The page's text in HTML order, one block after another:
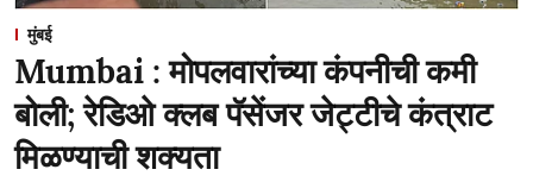
मुंबई
Mumbai : मोपलवारांच्या कंपनीची कमी
बोली; रेडिओ क्लब पॅसेंजर जेट्टीचे कंत्राट
मिळण्याची शक्यता